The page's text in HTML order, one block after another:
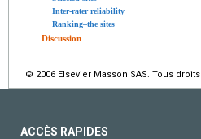
Inter-rater reliability
Ranking–the sites
Discussion
© 2006 Elsevier Masson SAS. Tous
ACCÈS RAPIDES